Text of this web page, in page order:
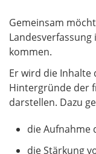
Gemeinsam
kommen.
Er wird die
Hintergründe der
darstellen. Dazu
die Aufnahme
die Stärkung